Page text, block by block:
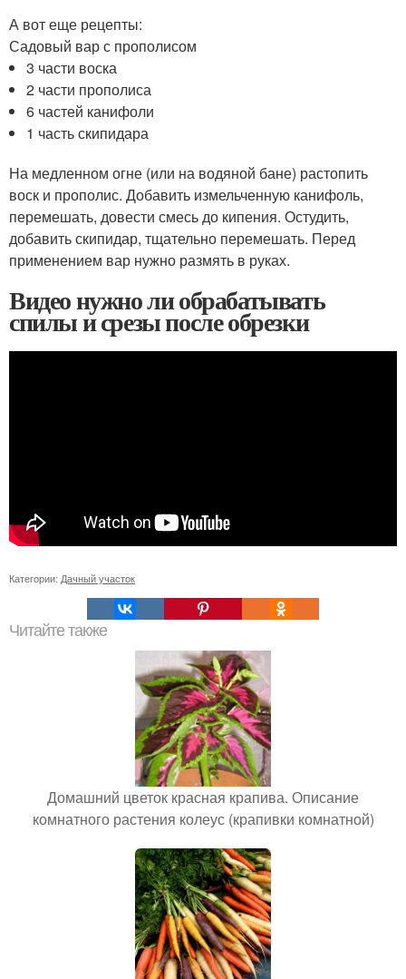
А вот еще рецепты:
Садовый вар с прополисом
3 части воска
2 части прополиса
6 частей канифоли
1 часть скипидара
На медленном огне (или на водяной бане) растопить
воск и прополис. Добавить измельченную канифоль,
перемешать, довести смесь до кипения. Остудить,
добавить скипидар, тщательно перемешать. Перед
применением вар нужно размять в руках.
Видео нужно ли обрабатывать
спилы и срезы после обрезки
Категории: Дачный участок
Читайте также
Домашний цветок красная крапива. Описание
комнатного растения колеус (крапивки комнатной)